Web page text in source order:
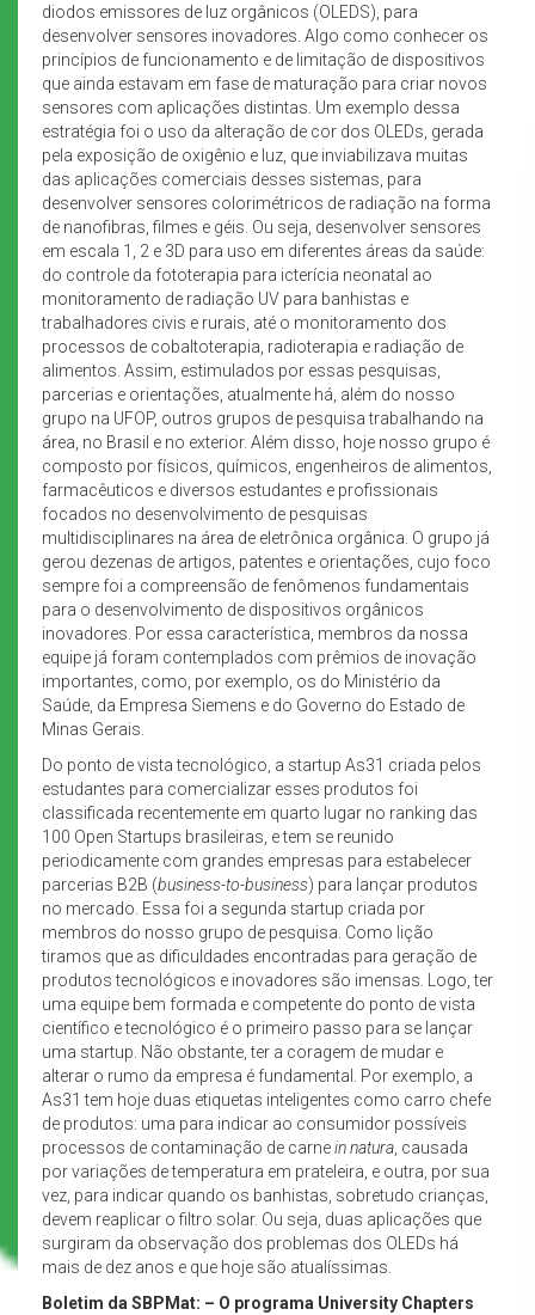
diodos emissores de luz orgânicos (OLEDS), para
desenvolver sensores inovadores. Algo como conhecer os
princípios de funcionamento e de limitação de dispositivos
que ainda estavam em fase de maturação para criar novos
sensores com aplicações distintas. Um exemplo dessa
estratégia foi o uso da alteração de cor dos OLEDs, gerada
pela exposição de oxigênio e luz, que inviabilizava muitas
das aplicações comerciais desses sistemas, para
desenvolver sensores colorimétricos de radiação na forma
de nanofibras, filmes e géis. Ou seja, desenvolver sensores
em escala 1, 2 e 3D para uso em diferentes áreas da saúde:
do controle da fototerapia para icterícia neonatal ao
monitoramento de radiação UV para banhistas e
trabalhadores civis e rurais, até o monitoramento dos
processos de cobaltoterapia, radioterapia e radiação de
alimentos. Assim, estimulados por essas pesquisas,
parcerias e orientações, atualmente há, além do nosso
grupo na UFOP, outros grupos de pesquisa trabalhando na
área, no Brasil e no exterior. Além disso, hoje nosso grupo é
composto por físicos, químicos, engenheiros de alimentos,
farmacêuticos e diversos estudantes e profissionais
focados no desenvolvimento de pesquisas
multidisciplinares na área de eletrônica orgânica. O grupo já
gerou dezenas de artigos, patentes e orientações, cujo foco
sempre foi a compreensão de fenômenos fundamentais
para o desenvolvimento de dispositivos orgânicos
inovadores. Por essa característica, membros da nossa
equipe já foram contemplados com prêmios de inovação
importantes, como, por exemplo, os do Ministério da
Saúde, da Empresa Siemens e do Governo do Estado de
Minas Gerais.
Do ponto de vista tecnológico, a startup As31 criada pelos
estudantes para comercializar esses produtos foi
classificada recentemente em quarto lugar no ranking das
100 Open Startups brasileiras, e tem se reunido
periodicamente com grandes empresas para estabelecer
parcerias B2B (business-to-business) para lançar produtos
no mercado. Essa foi a segunda startup criada por
membros do nosso grupo de pesquisa. Como lição
tiramos que as dificuldades encontradas para geração de
produtos tecnológicos e inovadores são imensas. Logo, ter
uma equipe bem formada e competente do ponto de vista
científico e tecnológico é o primeiro passo para se lançar
uma startup. Não obstante, ter a coragem de mudar e
alterar o rumo da empresa é fundamental. Por exemplo, a
As31 tem hoje duas etiquetas inteligentes como carro chefe
de produtos: uma para indicar ao consumidor possíveis
processos de contaminação de carnein natura , causada
por variações de temperatura em prateleira, e outra, por sua
vez, para indicar quando os banhistas, sobretudo crianças,
devem reaplicar o filtro solar. Ou seja, duas aplicações que
surgiram da observação dos problemas dos OLEDs há
mais de dez anos e que hoje são atualíssimas.
Boletim da SBPMat: – O programa University Chapters